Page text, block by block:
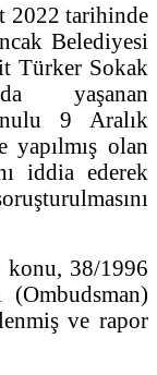
tarihinde
Belediyesi
Türker Sokak
yaşanan
9 Aralık
olan
iddia ederek
38/1996
ve rapor